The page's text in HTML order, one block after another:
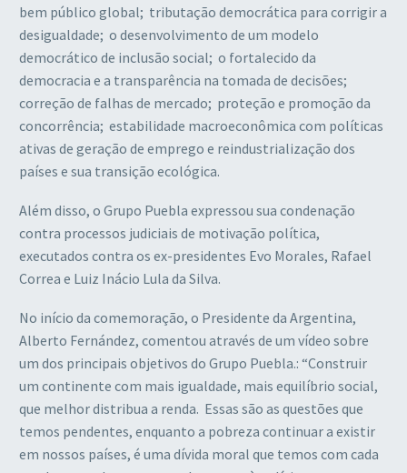
bem público global; tributação democrática para corrigir a
desigualdade; o desenvolvimento de um modelo
democrático de inclusão social; o fortalecido da
democracia e a transparência na tomada de decisões;
correção de falhas de mercado; proteção e promoção da
concorrência; estabilidade macroeconômica com políticas
ativas de geração de emprego e reindustrialização dos
países e sua transição ecológica.
Além disso, o Grupo Puebla expressou sua condenação
contra processos judiciais de motivação política,
executados contra os ex-presidentes Evo Morales, Rafael
Correa e Luiz Inácio Lula da Silva.
No início da comemoração, o Presidente da Argentina,
Alberto Fernández, comentou através de um vídeo sobre
um dos principais objetivos do Grupo Puebla.: “Construir
um continente com mais igualdade, mais equilíbrio social,
que melhor distribua a renda. Essas são as questões que
temos pendentes, enquanto a pobreza continuar a existir
em nossos países, é uma dívida moral que temos com cada